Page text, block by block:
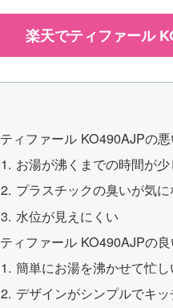
楽天でティファール
ティファール KO490AJPの
お湯が沸くまでの時間が
プラスチックの臭いが気
水位が見えにくい
ティファール KO490AJPの
簡単にお湯を沸かせて忙
デザインがシンプルでキ